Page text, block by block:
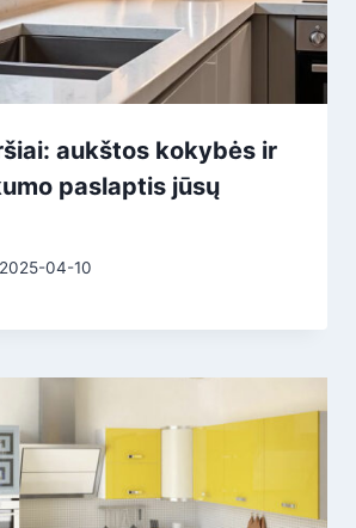
aukštos kokybės ir
paslaptis jūsų
2025-04-10